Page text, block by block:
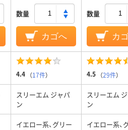
数量
カゴへ
数量
カ
4.4 （17件） 4.5 （29件）
スリーエム ジャパ
ン
スリーエム
ン
イエロー系、グリー
イエロー系、